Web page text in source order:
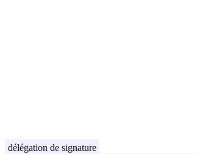
délégation de signature